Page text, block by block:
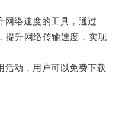
络速度的工具，通过
提升网络传输速度，实现
动，用户可以免费下载